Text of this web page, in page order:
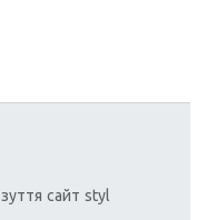
сайт styl